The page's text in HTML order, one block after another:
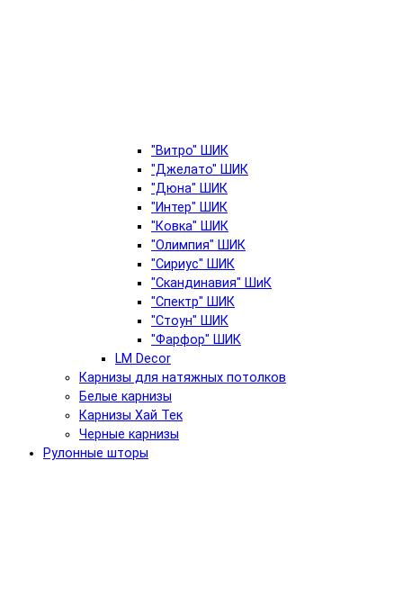
"Витро" ШИК
"Джелато" ШИК
"Дюна" ШИК
"Интер" ШИК
"Ковка" ШИК
"Олимпия" ШИК
"Сириус" ШИК
"Скандинавия" ШиК
"Спектр" ШИК
"Стоун" ШИК
"Фарфор" ШИК
LM Decor
Карнизы для натяжных потолков
Белые карнизы
Карнизы Хай Тек
Черные карнизы
Рулонные шторы